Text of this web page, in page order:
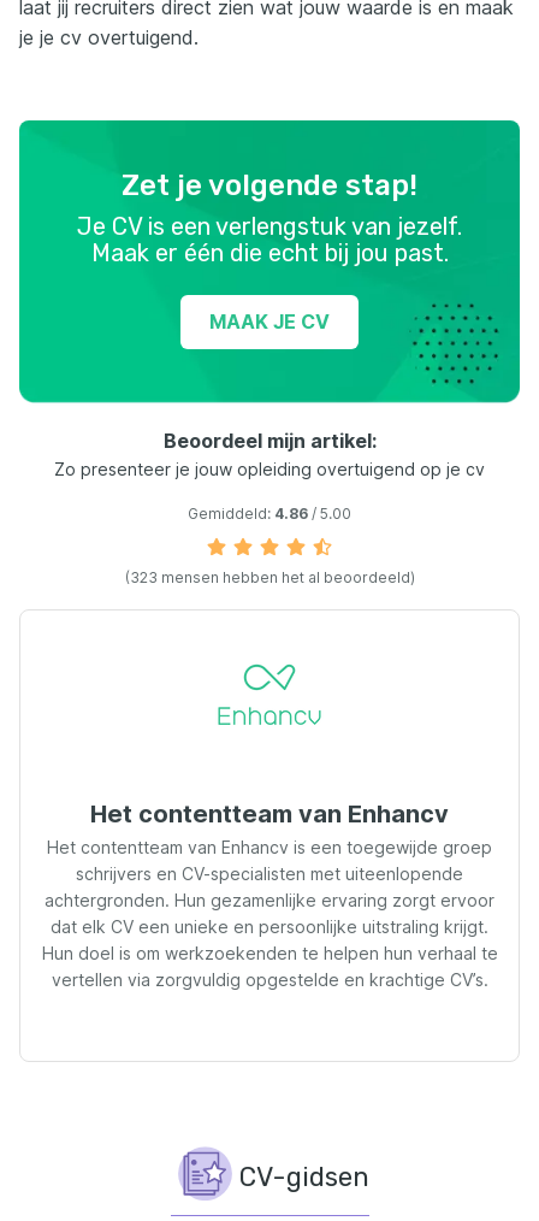
laat jij recruiters direct zien wat jouw waarde is en maak
je je cv overtuigend.
Zet je volgende stap!
Je CV is een verlengstuk van jezelf.
Maak er één die echt bij jou past.
MAAK JE CV
Beoordeel mijn artikel:
Zo presenteer je jouw opleiding overtuigend op je cv
Gemiddeld: 4.86 / 5.00
(323 mensen hebben het al beoordeeld)
Het contentteam van Enhancv
Het contentteam van Enhancv is een toegewijde groep
schrijvers en CV-specialisten met uiteenlopende
achtergronden. Hun gezamenlijke ervaring zorgt ervoor
dat elk CV een unieke en persoonlijke uitstraling krijgt.
Hun doel is om werkzoekenden te helpen hun verhaal te
vertellen via zorgvuldig opgestelde en krachtige CV’s.
CV-gidsen